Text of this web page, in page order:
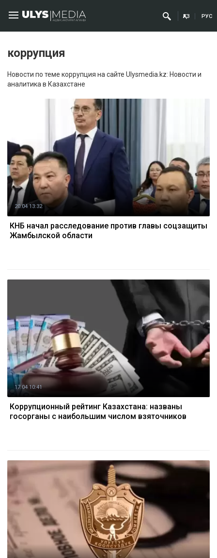
ҚАЗ РУС
коррупция
Новости по теме коррупция на сайте Ulysmedia.kz: Новости и
аналитика в Казахстане
20.04 13:32
КНБ начал расследование против главы соцзащиты
Жамбылской области
17.04 10:41
Коррупционный рейтинг Казахстана: названы
госорганы с наибольшим числом взяточников